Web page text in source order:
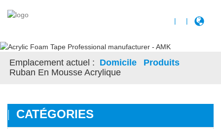
| |
Emplacement actuel : Domicile
Produits
Ruban En Mousse Acrylique
CATÉGORIES